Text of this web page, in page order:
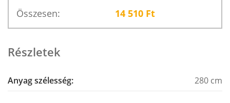
Összesen: 14 510 Ft
Részletek
Anyag szélesség: 280 cm